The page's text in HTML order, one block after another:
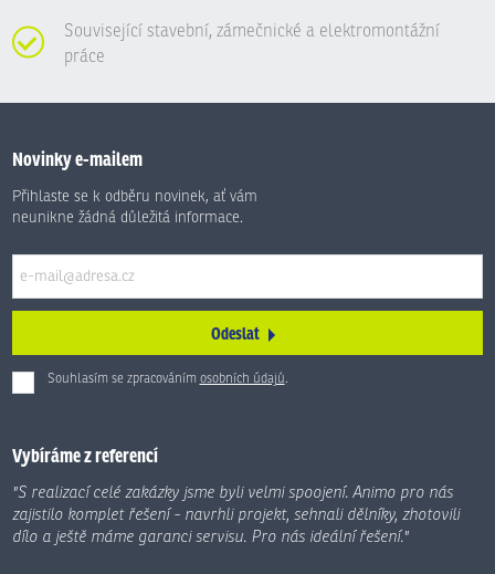
Související stavební, zámečnické a elektromontážní
práce
Novinky e-mailem
Přihlaste se k odběru novinek, ať vám
neunikne žádná důležitá informace.
Odeslat
Souhlasím se zpracováním osobních údajů.
Formulář
nepodařilo
odeslat.
Vybíráme z referencí
"S realizací celé zakázky jsme byli velmi spoojení. Animo pro nás
zajistilo komplet řešení - navrhli projekt, sehnali dělníky, zhotovili
dílo a ještě máme garanci servisu. Pro nás ideální řešení."